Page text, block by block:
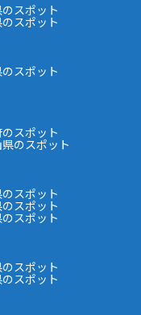
スポット
スポット
スポット
スポット
のスポット
スポット
スポット
スポット
スポット
スポット